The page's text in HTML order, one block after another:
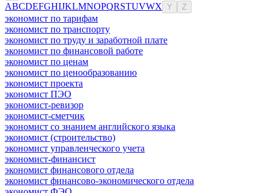
ABCDEFGHIJKLMNOPQRSTUVWX Y Z
экономист по тарифам
экономист по транспорту
экономист по труду и заработной плате
экономист по финансовой работе
экономист по ценам
экономист по ценообразованию
экономист проекта
экономист ПЭО
экономист-ревизор
экономист-сметчик
экономист со знанием английского языка
экономист (строительство)
экономист управленческого учета
экономист-финансист
экономист финансового отдела
экономист финансово-экономического отдела